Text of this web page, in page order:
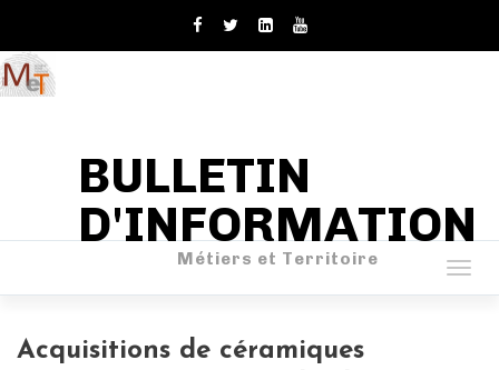
BULLETIN
D'INFORMATION
Métiers et Territoire
Acquisitions de céramiques